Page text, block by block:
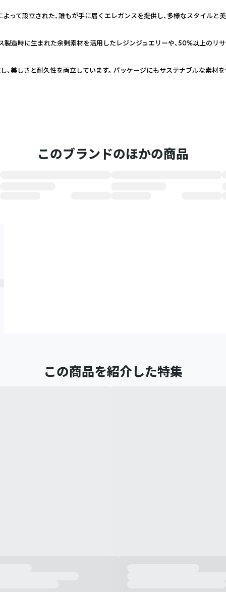
よって設立された、誰もが手に届くエレガンスを提供し、多様なスタイル
製造時に生まれた余剰素材を活用したレジンジュエリーや、50%以上のリ
美しさと耐久性を両立しています。 パッケージにもサステナブルな素材を
このブランドのほかの商品
この商品を紹介した特集